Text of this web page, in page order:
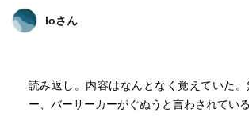
loさん
読み返し。内容はなんとなく覚えていた。
ー、バーサーカーがぐぬうと言わされてい